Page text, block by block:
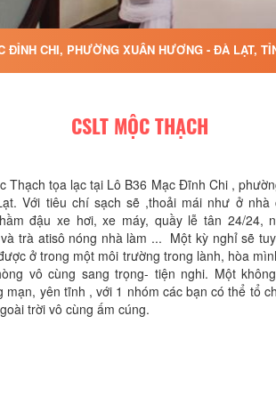
ĐỈNH CHI, PHƯỜNG XUÂN HƯƠNG - ĐÀ LẠT,
CSLT MỘC THẠCH
Thạch tọa lạc tại Lô B36 Mạc Đĩnh Chi ,
Với tiêu chí sạch sẽ ,thoải mái như ở nhà
đậu xe hơi, xe máy, quầy lễ tân 24/24,
trà atisô nóng nhà làm ... Một kỳ nghỉ sẽ
ở trong một môi trường trong lành, hòa
vô cùng sang trọng- tiện nghi. Một
mạn, yên tĩnh , với 1 nhóm các bạn có thể tổ
trời vô cùng ấm cúng.